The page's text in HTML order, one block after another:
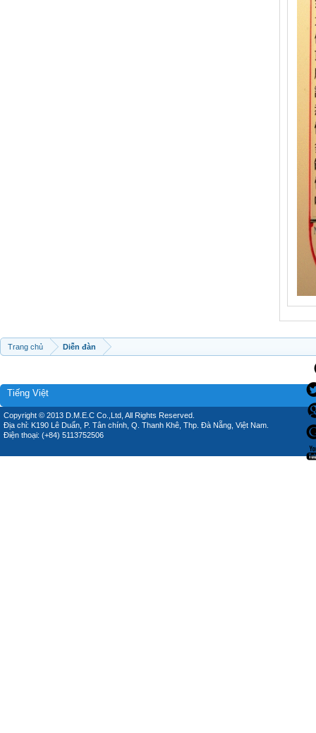
Trang chủ Diễn đàn
Tiếng Việt
Copyright © 2013 D.M.E.C Co.,Ltd, All Rights Reserved.
Địa chỉ: K190 Lê Duẩn, P. Tân chính, Q. Thanh Khê, Thp. Đà Nẵng, Việt Nam.
Điện thoại: (+84) 5113752506